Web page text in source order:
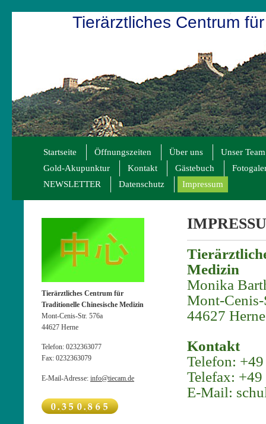
Tierärztliches Centrum
Startseite Öffnungszeiten Über uns
Unser Team
Gold-Akupunktur
Kontakt Gästebuch
NEWSLETTER
Datenschutz Impressum
Tierärztliches Centrum für
Traditionelle Chinesische Medizin
Mont-Cenis-Str. 576a
44627 Herne
Telefon: 0232363077
Fax: 0232363079
E-Mail-Adresse: info@tiecam.de
Medizin
Monika
Mont-Cenis-
44627 Herne
Kontakt
Telefon:
Telefax:
E-Mail: